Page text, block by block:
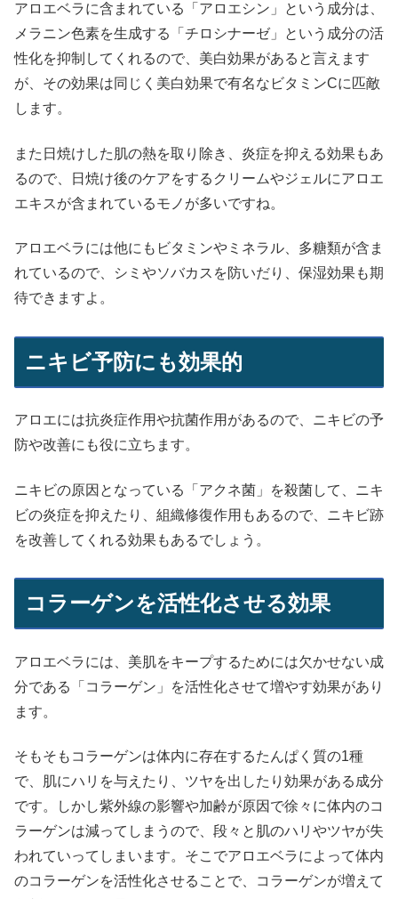
アロエベラに含まれている「アロエシン」という成分は、
メラニン色素を生成する「チロシナーゼ」という成分の活
性化を抑制してくれるので、美白効果があると言えます
が、その効果は同じく美白効果で有名なビタミンCに匹敵
します。
また日焼けした肌の熱を取り除き、炎症を抑える効果もあ
るので、日焼け後のケアをするクリームやジェルにアロエ
エキスが含まれているモノが多いですね。
アロエベラには他にもビタミンやミネラル、多糖類が含ま
れているので、シミやソバカスを防いだり、保湿効果も期
待できますよ。
ニキビ予防にも効果的
アロエには抗炎症作用や抗菌作用があるので、ニキビの予
防や改善にも役に立ちます。
ニキビの原因となっている「アクネ菌」を殺菌して、ニキ
ビの炎症を抑えたり、組織修復作用もあるので、ニキビ跡
を改善してくれる効果もあるでしょう。
コラーゲンを活性化させる効果
アロエベラには、美肌をキープするためには欠かせない成
分である「コラーゲン」を活性化させて増やす効果があり
ます。
そもそもコラーゲンは体内に存在するたんぱく質の1種
で、肌にハリを与えたり、ツヤを出したり効果がある成分
です。しかし紫外線の影響や加齢が原因で徐々に体内のコ
ラーゲンは減ってしまうので、段々と肌のハリやツヤが失
われていってしまいます。そこでアロエベラによって体内
のコラーゲンを活性化させることで、コラーゲンが増えて